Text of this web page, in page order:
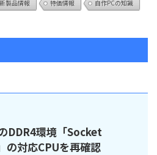
新製品情報 特価情報
自作PCの知識
DDR4環境「Socket
の対応CPUを再確認